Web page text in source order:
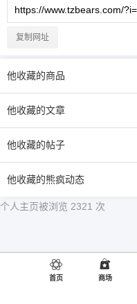
复制网址
他收藏的商品
他收藏的文章
他收藏的帖子
他收藏的熊疯动态
个人主页被浏览 2321 次
首页 商场